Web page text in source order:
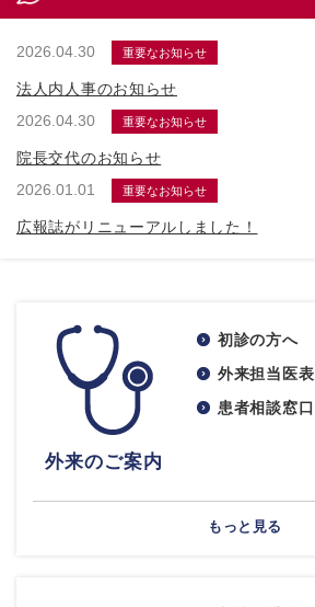
2026.04.30 重要なお知らせ
法人内人事のお知らせ
2026.04.30
重要なお知らせ
院長交代のお知らせ
2026.01.01
重要なお知らせ
広報誌がリニューアルしました！
外来のご案内
初診の方へ
外来担当医表
患者相談窓口
もっと見る